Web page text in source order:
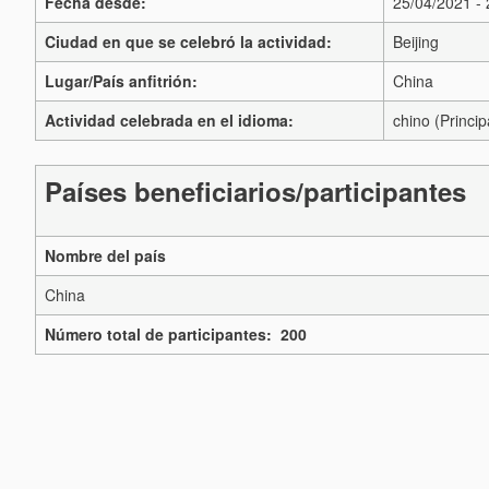
Ciudad en que se celebró la actividad:
Beijing
Lugar/País anfitrión:
China
Actividad celebrada en el idioma:
chino
Países beneficiarios/participantes
Nombre del país
China
Número total de participantes: 200